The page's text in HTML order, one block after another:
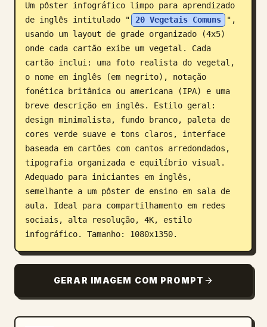
Blogue
Atualizações
Um pôster infográfico limpo para aprendizado
de inglês intitulado "
20 Vegetais Comuns
",
usando um layout de grade organizado (4x5)
onde cada cartão exibe um vegetal. Cada
cartão inclui: uma foto realista do vegetal,
o nome em inglês (em negrito), notação
fonética britânica ou americana (IPA) e uma
breve descrição em inglês. Estilo geral:
design minimalista, fundo branco, paleta de
cores verde suave e tons claros, interface
baseada em cartões com cantos arredondados,
tipografia organizada e equilíbrio visual.
Adequado para iniciantes em inglês,
semelhante a um pôster de ensino em sala de
aula. Ideal para compartilhamento em redes
sociais, alta resolução, 4K, estilo
infográfico. Tamanho: 1080x1350.
GERAR IMAGEM COM PROMPT